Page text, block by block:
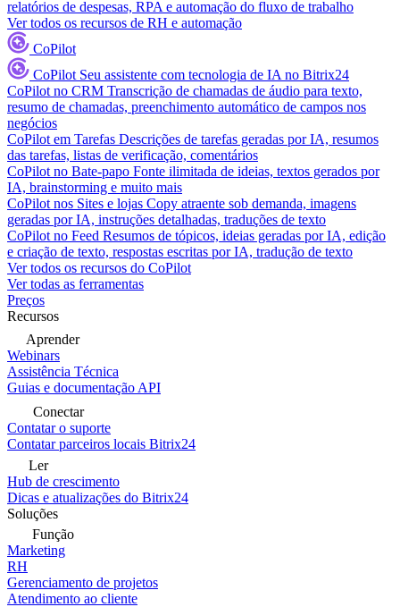
relatórios de despesas, RPA e automação do fluxo de trabalho
Ver todos os recursos de RH e automação
CoPilot
CoPilot Seu assistente com tecnologia de IA no Bitrix24
CoPilot no CRM Transcrição de chamadas de áudio para texto,
resumo de chamadas, preenchimento automático de campos nos
negócios
CoPilot em Tarefas Descrições de tarefas geradas por IA, resumos
das tarefas, listas de verificação, comentários
CoPilot no Bate-papo Fonte ilimitada de ideias, textos gerados por
IA, brainstorming e muito mais
CoPilot nos Sites e lojas Copy atraente sob demanda, imagens
geradas por IA, instruções detalhadas, traduções de texto
CoPilot no Feed Resumos de tópicos, ideias geradas por IA, edição
e criação de texto, respostas escritas por IA, tradução de texto
Ver todos os recursos do CoPilot
Ver todas as ferramentas
Preços
Recursos
Aprender
Webinars
Assistência Técnica
Guias e documentação API
Conectar
Contatar o suporte
Contatar parceiros locais Bitrix24
Ler
Hub de crescimento
Dicas e atualizações do Bitrix24
Soluções
Função
Marketing
RH
Gerenciamento de projetos
Atendimento ao cliente